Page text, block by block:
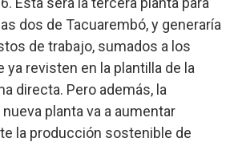
dos de Tacuarembó, y generaría
de trabajo, sumados a los
ya revisten en la plantilla de la
directa. Pero además, la
planta va a aumentar
la producción sostenible de